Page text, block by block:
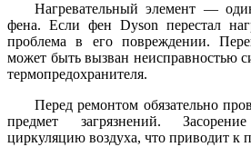
Нагревательный элемент —
фена. Если фен Dyson перестал
проблема в его повреждении.
может быть вызван неисправностью
термопредохранителя.
Перед ремонтом обязательно
предмет загрязнений.
циркуляцию воздуха, что приводит к